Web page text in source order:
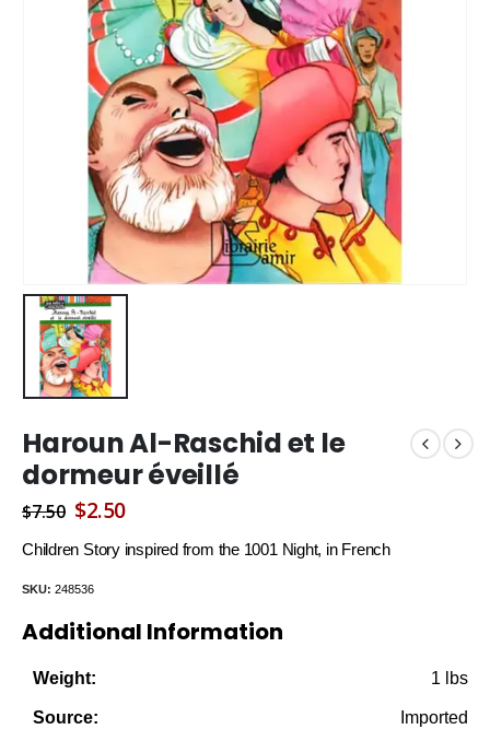
Haroun Al-Raschid et le
dormeur éveillé
$7.50 Original
price
$2.50Current
price
Children Story inspired from the 1001 Night, in French
SKU: 248536
Additional Information
Weight: 1 lbs
Source: Imported